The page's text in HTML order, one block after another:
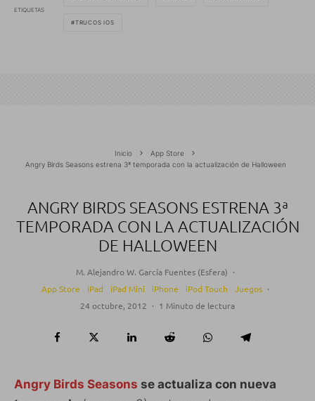
ETIQUETAS
TRUCOS IOS
Inicio
App Store
Angry Birds Seasons estrena 3ª temporada con la actualización de Halloween
ANGRY BIRDS SEASONS ESTRENA 3ª
TEMPORADA CON LA ACTUALIZACIÓN
DE HALLOWEEN
M. Alejandro W. García Fuentes (Esfera) ·
App Store
iPad iPad Mini iPhone iPod Touch Juegos ·
24 octubre, 2012 · 1 Minuto de lectura
Angry Birds Seasons se actualiza con nueva